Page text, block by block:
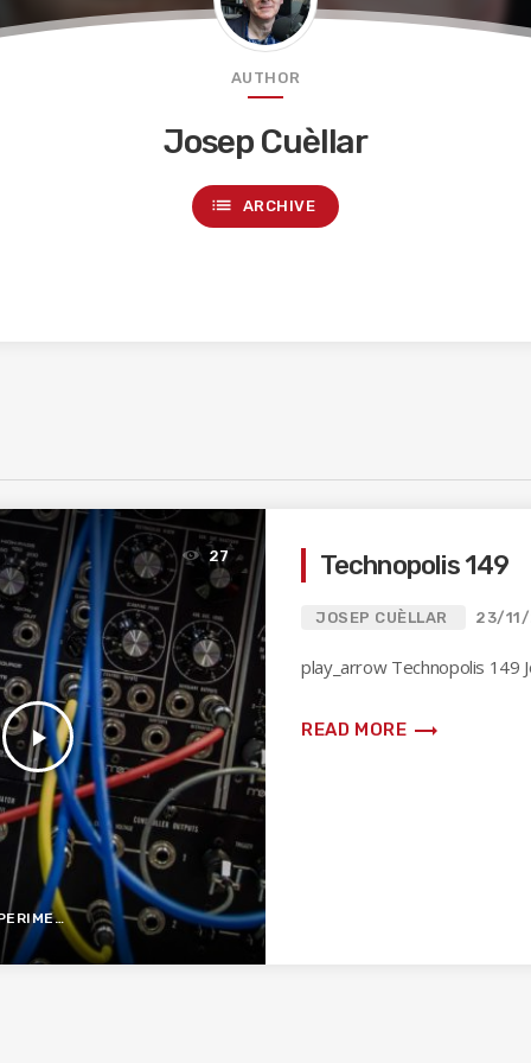
AUTHOR
Josep Cuèllar
list ARCHIVE
play_arrow
27 Technopolis 149
JOSEP CUÈLLAR 23/
play_arrow Technopolis 149
READ MORE trending_flat